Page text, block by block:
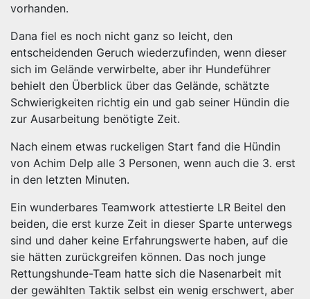
vorhanden.
Dana fiel es noch nicht ganz so leicht, den
entscheidenden Geruch wiederzufinden, wenn dieser
sich im Gelände verwirbelte, aber ihr Hundeführer
behielt den Überblick über das Gelände, schätzte
Schwierigkeiten richtig ein und gab seiner Hündin die
zur Ausarbeitung benötigte Zeit.
Nach einem etwas ruckeligen Start fand die Hündin
von Achim Delp alle 3 Personen, wenn auch die 3. erst
in den letzten Minuten.
Ein wunderbares Teamwork attestierte LR Beitel den
beiden, die erst kurze Zeit in dieser Sparte unterwegs
sind und daher keine Erfahrungswerte haben, auf die
sie hätten zurückgreifen können. Das noch junge
Rettungshunde-Team hatte sich die Nasenarbeit mit
der gewählten Taktik selbst ein wenig erschwert, aber